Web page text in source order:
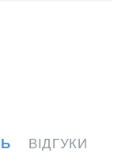
ВІДГУКИ